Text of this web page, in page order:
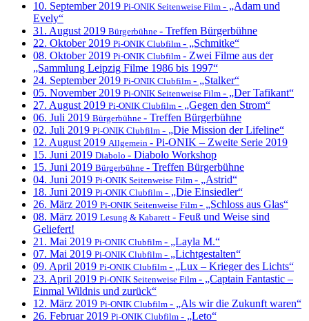
10. September 2019 Pi-ONIK Seitenweise Film - „Adam und
Evely“
31. August 2019 Bürgerbühne - Treffen Bürgerbühne
22. Oktober 2019 Pi-ONIK Clubfilm - „Schmitke“
08. Oktober 2019 Pi-ONIK Clubfilm - Zwei Filme aus der
„Sammlung Leipzig Filme 1986 bis 1997“
24. September 2019 Pi-ONIK Clubfilm - „Stalker“
05. November 2019 Pi-ONIK Seitenweise Film - „Der Tafikant“
27. August 2019 Pi-ONIK Clubfilm - „Gegen den Strom“
06. Juli 2019 Bürgerbühne - Treffen Bürgerbühne
02. Juli 2019 Pi-ONIK Clubfilm - „Die Mission der Lifeline“
12. August 2019 Allgemein - Pi-ONIK – Zweite Serie 2019
15. Juni 2019 Diabolo - Diabolo Workshop
15. Juni 2019 Bürgerbühne - Treffen Bürgerbühne
04. Juni 2019 Pi-ONIK Seitenweise Film - „Astrid“
18. Juni 2019 Pi-ONIK Clubfilm - „Die Einsiedler“
26. März 2019 Pi-ONIK Seitenweise Film - „Schloss aus Glas“
08. März 2019 Lesung & Kabarett - Feuß und Weise sind
Geliefert!
21. Mai 2019 Pi-ONIK Clubfilm - „Layla M.“
07. Mai 2019 Pi-ONIK Clubfilm - „Lichtgestalten“
09. April 2019 Pi-ONIK Clubfilm - „Lux – Krieger des Lichts“
23. April 2019 Pi-ONIK Seitenweise Film - „Captain Fantastic –
Einmal Wildnis und zurück“
12. März 2019 Pi-ONIK Clubfilm - „Als wir die Zukunft waren“
26. Februar 2019 Pi-ONIK Clubfilm - „Leto“